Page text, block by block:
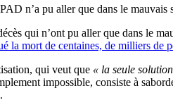
n’a pu aller que dans le
qui n’ont pu aller que dans le
la mort de centaines, de milliers de
qui veut que « la seule
impossible, consiste à